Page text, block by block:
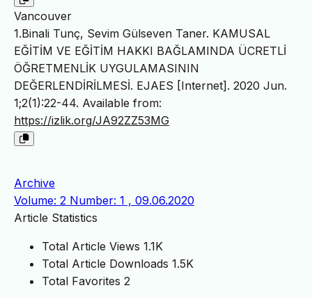
Vancouver
1.Binali Tunç, Sevim Gülseven Taner. KAMUSAL
EĞİTİM VE EĞİTİM HAKKI BAĞLAMINDA ÜCRETLİ
ÖĞRETMENLİK UYGULAMASININ
DEĞERLENDİRİLMESİ. EJAES [Internet]. 2020 Jun.
1;2(1):22-44. Available from:
https://izlik.org/JA92ZZ53MG
Archive
Volume: 2 Number: 1 , 09.06.2020
Article Statistics
Total Article Views 1.1K
Total Article Downloads 1.5K
Total Favorites 2